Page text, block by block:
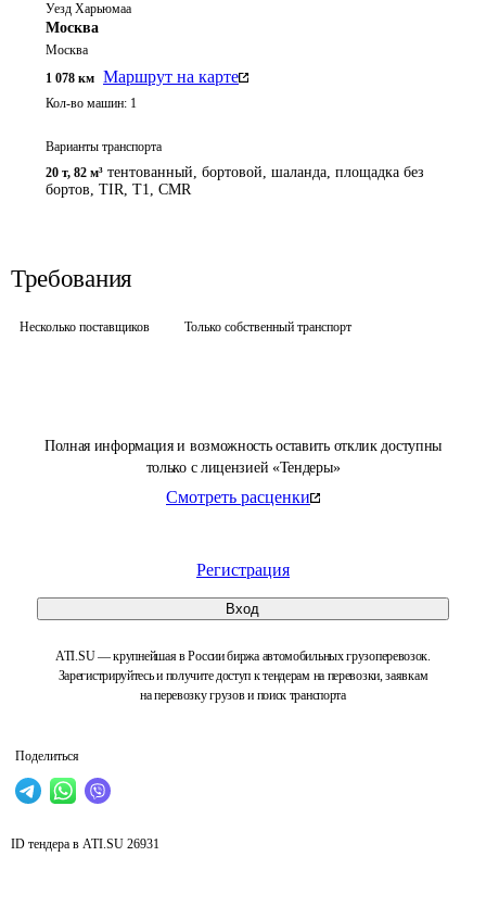
Полная информация и возможность оставить отклик доступны
только с лицензией «Тендеры»
Смотреть расценки
Регистрация
Вход
ATI.SU — крупнейшая в России биржа автомобильных грузоперевозок.
Зарегистрируйтесь и получите доступ к тендерам на перевозки, заявкам
на перевозку грузов и поиск транспорта
Поделиться
Уезд Харьюмаа
Москва
Москва
1 078 км Маршрут на карте
Кол-во машин: 1
Варианты транспорта
20 т, 82 м³ тентованный, бортовой, шаланда, площадка без
бортов, TIR, T1, CMR
Требования
Несколько поставщиков Только собственный транспорт
ID тендера в ATI.SU 26931